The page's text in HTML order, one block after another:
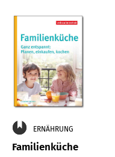
ERNÄHRUNG
Familienküche